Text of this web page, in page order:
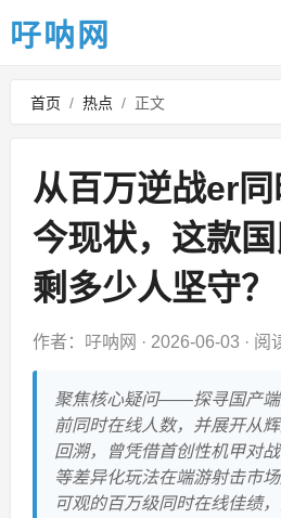
吇呐网
首页 / 热点 / 正文
从百万逆战er
今现状，这款
剩多少人坚守？
作者：吇呐网 · 2026-06-03 · 阅
聚焦核心疑问——探寻国产端
前同时在线人数，并展开从
回溯，曾凭借首创性机甲对
等差异化玩法在端游射击市
可观的百万级同时在线佳绩